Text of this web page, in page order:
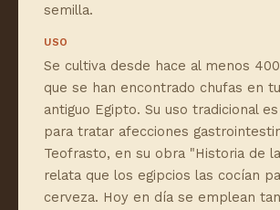
semilla.
USO
Se cultiva desde hace al menos
que se han encontrado chufas en
antiguo Egipto. Su uso tradicional
para tratar afecciones
Teofrasto, en su obra "Historia de
relata que los egipcios las cocían
cerveza. Hoy en día se emplean